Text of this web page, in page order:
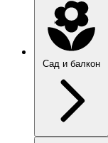
Сад и балкон